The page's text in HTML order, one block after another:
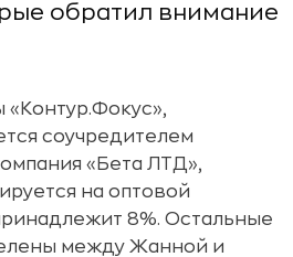
обратил внимание
соучредителем
«Бета ЛТД»,
на оптовой
8%. Остальные
между Жанной и